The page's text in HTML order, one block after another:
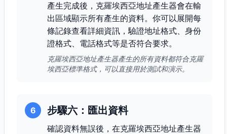
產生完成後，克羅埃西亞地址產生器會在輸
出區域顯示所有產生的資料。你可以展開每
條記錄查看詳細資訊，驗證地址格式、身份
證格式、電話格式等是否符合要求。
克羅埃西亞地址產生器產生的所有資料都符合克羅
埃西亞標準格式，可以直接用於測試和演示。
6 步驟六：匯出資料
確認資料無誤後，在克羅埃西亞地址產生器